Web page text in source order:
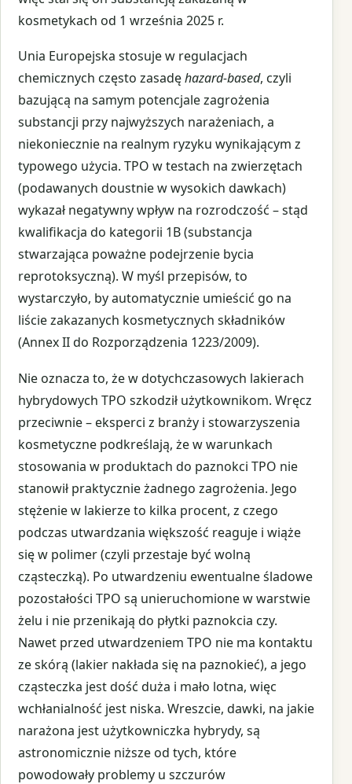
kosmetykach od 1 września 2025 r.
Unia Europejska stosuje w regulacjach
chemicznych często zasadęhazard-based, czyli
bazującą na samym potencjale zagrożenia
substancji przy najwyższych narażeniach, a
niekoniecznie na realnym ryzyku wynikającym z
typowego użycia. TPO w testach na zwierzętach
(podawanych doustnie w wysokich dawkach)
wykazał negatywny wpływ na rozrodczość – stąd
kwalifikacja do kategorii 1B (substancja
stwarzająca poważne podejrzenie bycia
reprotoksyczną). W myśl przepisów, to
wystarczyło, by automatycznie umieścić go na
liście zakazanych kosmetycznych składników
(Annex II do Rozporządzenia 1223/2009).
Nie oznacza to, że w dotychczasowych lakierach
hybrydowych TPO szkodził użytkownikom. Wręcz
przeciwnie – eksperci z branży i stowarzyszenia
kosmetyczne podkreślają, że w warunkach
stosowania w produktach do paznokci TPO nie
stanowił praktycznie żadnego zagrożenia. Jego
stężenie w lakierze to kilka procent, z czego
podczas utwardzania większość reaguje i wiąże
się w polimer (czyli przestaje być wolną
cząsteczką). Po utwardzeniu ewentualne śladowe
pozostałości TPO są unieruchomione w warstwie
żelu i nie przenikają do płytki paznokcia czy.
Nawet przed utwardzeniem TPO nie ma kontaktu
ze skórą (lakier nakłada się na paznokieć), a jego
cząsteczka jest dość duża i mało lotna, więc
wchłanialność jest niska. Wreszcie, dawki, na jakie
narażona jest użytkowniczka hybrydy, są
astronomicznie niższe od tych, które
powodowały problemy u szczurów